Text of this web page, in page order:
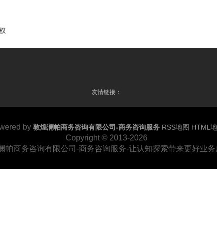
友情链接：
by 敦煌澜帕商务咨询有限公司-商务咨询服务 RSS地图 HTML
Copyright © 2013-2026
帕商务咨询有限公司-商务咨询服务-让认知探索带来更好业务